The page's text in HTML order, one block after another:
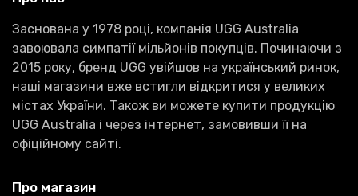
Заснована у 1978 році, компанія UGG Australia
завоювала симпатії мільйонів покупців. Починаючи з
2015 року, бренд UGG увійшов на український ринок,
наші магазини вже встигли відкритися у великих
містах України. Також ви можете купити продукцію
UGG Australia і через інтернет, замовивши її на
офіційному сайті.
Про магазин